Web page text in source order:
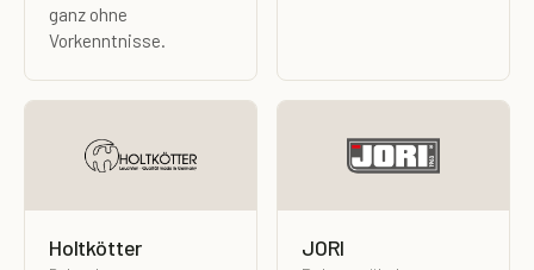
ganz ohne
Vorkenntnisse.
Holtkötter JORI